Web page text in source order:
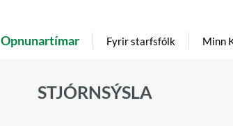
STJÓRNSÝSLA
Opnunartímar Fyrir starfsfólk Minn